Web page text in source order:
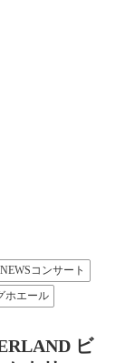
NEWSコンサート
ホエール
ビ